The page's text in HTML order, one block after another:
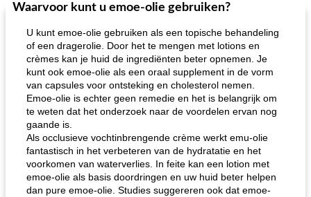
40min
One Dish Meal
gemakkelijke rijst en hamburger een gerecht diner
Soepen, stoofschotels en Chili
Waarvoor kunt u emoe-olie gebruiken?
U kunt emoe-olie gebruiken als een topische behandeling
of een dragerolie. Door het te mengen met lotions en
crèmes kan je huid de ingrediënten beter opnemen. Je
kunt ook emoe-olie als een oraal supplement in de vorm
van capsules voor ontsteking en cholesterol nemen.
Emoe-olie is echter geen remedie en het is belangrijk om
te weten dat het onderzoek naar de voordelen ervan nog
gaande is.
Als occlusieve vochtinbrengende crème werkt emu-olie
fantastisch in het verbeteren van de hydratatie en het
voorkomen van waterverlies. In feite kan een lotion met
emoe-olie als basis doordringen en uw huid beter helpen
dan pure emoe-olie. Studies suggereren ook dat emoe-